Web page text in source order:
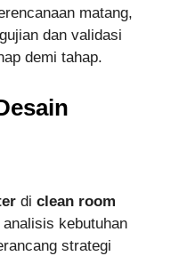
matang,
dan validasi
demi tahap.
di clean room
kebutuhan
strategi